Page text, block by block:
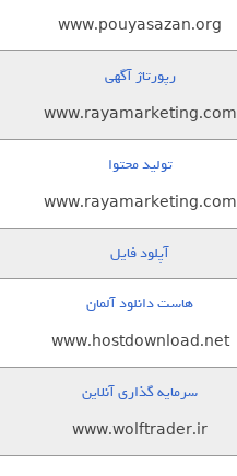
www.pouyasazan.org
رپورتاژ آگهی
www.rayamarketing.com
تولید محتوا
www.rayamarketing.com
آپلود فایل
هاست دانلود آلمان
www.hostdownload.net
سرمایه گذاری آنلاین
www.wolftrader.ir